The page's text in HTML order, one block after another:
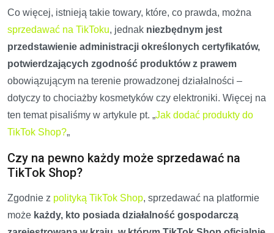
Co więcej, istnieją takie towary, które, co prawda, można
sprzedawać na TikToku, jednak niezbędnym jest
przedstawienie administracji określonych certyfikatów,
potwierdzających zgodność produktów z prawem
obowiązującym na terenie prowadzonej działalności –
dotyczy to chociażby kosmetyków czy elektroniki. Więcej na
ten temat pisaliśmy w artykule pt. „Jak dodać produkty do
TikTok Shop?„
Czy na pewno każdy może sprzedawać na
TikTok Shop?
Zgodnie z polityką TikTok Shop, sprzedawać na platformie
może każdy, kto posiada działalność gospodarczą